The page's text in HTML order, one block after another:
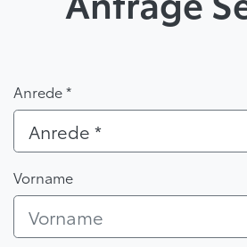
Anrede *
Anrede *
Vorname